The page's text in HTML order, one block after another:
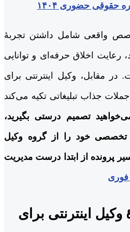
حقوقی حضوری ۱۴۰۴
واقعی شامل داشتن تجربۀ
رعایت اخلاق حرفه‌ای و توانایی
مقابل، وکیل اینترنتی برای
جذاب تبلیغاتی تکیه می‌کند
تصمیم درستی بگیرید،
خود را از گروه وکیل
پرونده از ابتدا درست مدیریت
وکیل اینترنتی برای